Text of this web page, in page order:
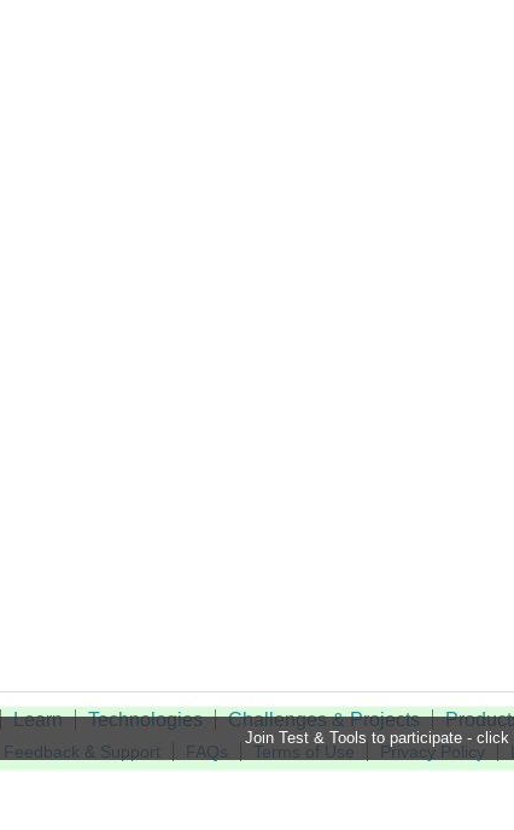
Join Test & Tools to participate - click
Learn Technologies Challenges & Projects
Feedback & Support FAQs Terms of Use Privacy Policy